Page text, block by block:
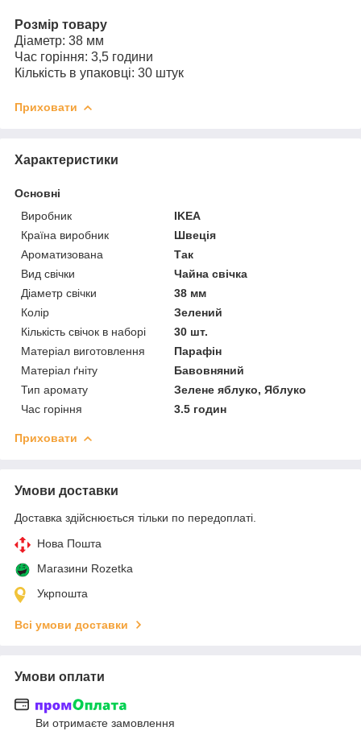
Розмір товару
Діаметр: 38 мм
Час горіння: 3,5 години
Кількість в упаковці: 30 штук
Приховати
Характеристики
Основні
Виробник
IKEA
Країна виробник
Швеція
Ароматизована
Так
Вид свічки
Чайна свічка
Діаметр свічки
38 мм
Колір
Зелений
Кількість свічок в наборі
30 шт.
Матеріал виготовлення
Парафін
Матеріал ґніту
Бавовняний
Тип аромату
Зелене яблуко, Яблуко
Час горіння
3.5 годин
Приховати
Умови доставки
Доставка здійснюється тільки по передоплаті.
Нова Пошта
Магазини Rozetka
Укрпошта
Всі умови доставки
Умови оплати
Ви отримаєте замовлення